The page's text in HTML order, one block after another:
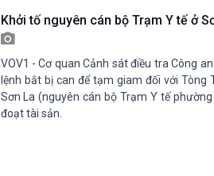
Khởi tố nguyên cán bộ Trạm Y tế ở
VOV1 - Cơ quan Cảnh sát điều tra Công
lệnh bắt bị can để tạm giam đối với Tòng
Sơn La (nguyên cán bộ Trạm Y tế
đoạt tài sản.